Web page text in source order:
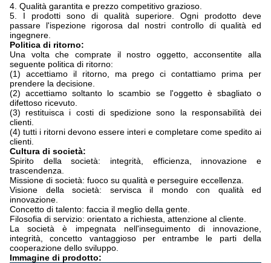
4. Qualità garantita e prezzo competitivo grazioso.
5. I prodotti sono di qualità superiore. Ogni prodotto deve
passare l'ispezione rigorosa dal nostri controllo di qualità ed
ingegnere.
Politica di ritorno:
Una volta che comprate il nostro oggetto, acconsentite alla
seguente politica di ritorno:
(1) accettiamo il ritorno, ma prego ci contattiamo prima per
prendere la decisione.
(2) accettiamo soltanto lo scambio se l'oggetto è sbagliato o
difettoso ricevuto.
(3) restituisca i costi di spedizione sono la responsabilità dei
clienti.
(4) tutti i ritorni devono essere interi e completare come spedito ai
clienti.
Cultura di società:
Spirito della società: integrità, efficienza, innovazione e
trascendenza.
Missione di società: fuoco su qualità e perseguire eccellenza.
Visione della società: servisca il mondo con qualità ed
innovazione.
Concetto di talento: faccia il meglio della gente.
Filosofia di servizio: orientato a richiesta, attenzione al cliente.
La società è impegnata nell'inseguimento di innovazione,
integrità, concetto vantaggioso per entrambe le parti della
cooperazione dello sviluppo.
Immagine di prodotto: